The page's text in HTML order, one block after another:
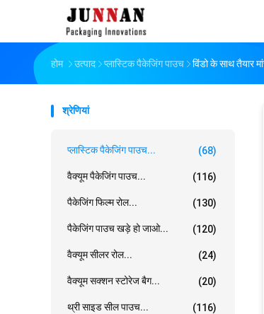
होम उत्पाद प्लास्टिक पैकेजिंग पाउच विंडो के साथ तैयार
श्रेणियां
प्लास्टिक पैकेजिंग पाउच... (68)
वैक्यूम पैकेजिंग पाउच... (116)
पैकेजिंग फिल्म रोल... (130)
पैकेजिंग पाउच खड़े हो जाओ... (120)
वैक्यूम सीलर रोल... (24)
वैक्यूम सक्शन स्टोरेज बैग... (20)
थ्री साइड सील पाउच... (116)